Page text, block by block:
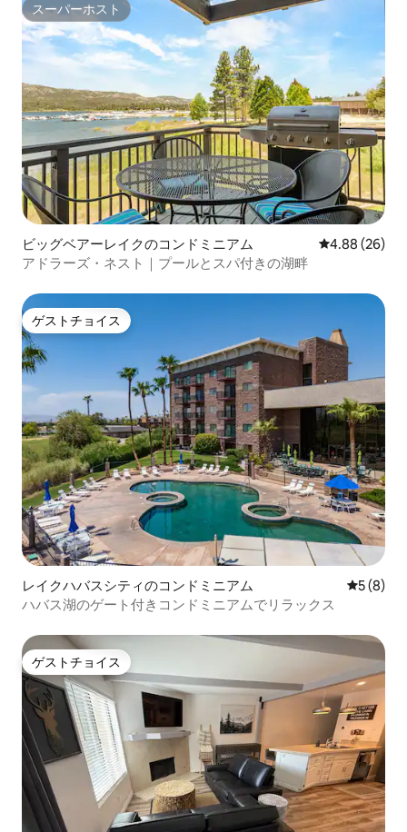
スーパーホスト
スーパーホスト
ビッグベアーレイクのコンドミニアム レビュー26
4.88 (26)
アドラーズ・ネスト｜プールとスパ付きの湖畔
ゲストチョイス
ゲストチョイス
レイクハバスシティのコンドミニアム レビュー
5 (8)
ハバス湖のゲート付きコンドミニアムでリラックス
ゲストチョイス
ゲストチョイス